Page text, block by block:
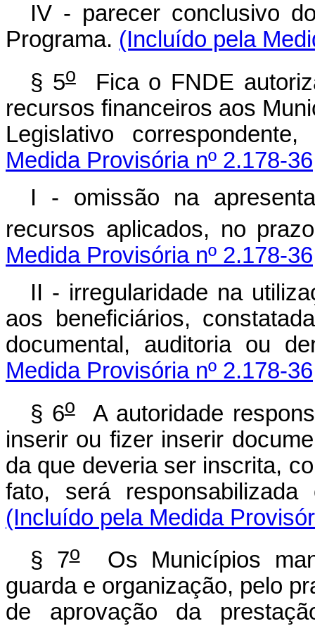
IV - parecer conclusivo
Programa. (Incluído pela
§ 5oFica o FNDE
recursos financeiros aos
Legislativo
Medida Provisória nº 2.178-
I - omissão na
recursos aplicados, no
Medida Provisória nº 2.178-
II - irregularidade na
aos beneficiários,
documental, auditoria ou
Medida Provisória nº 2.178-
§ 6oA autoridade
inserir ou fizer inserir
da que deveria ser inscrita,
fato, será responsabilizada
(Incluído pela Medida
§ 7oOs Municípios
guarda e organização, pelo
de aprovação da